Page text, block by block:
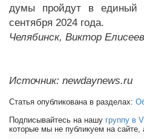
думы пройдут в единый
сентября 2024 года.
Челябинск, Виктор Елисеев
Источник: newdaynews.ru
Статья опубликована в разделах:
Подписывайтесь на нашу группу в
которые мы не публикуем на сайте,